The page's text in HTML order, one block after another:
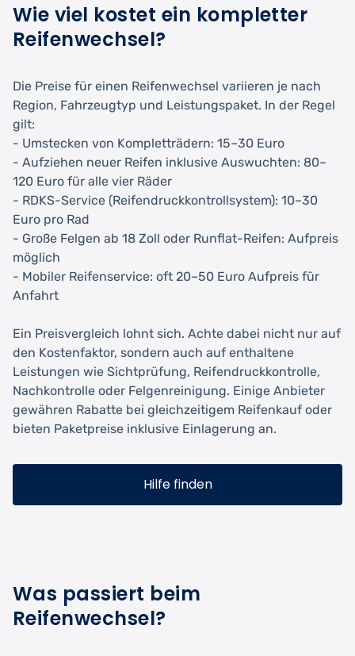
Wie viel kostet ein kompletter
Reifenwechsel?
Die Preise für einen Reifenwechsel variieren je nach
Region, Fahrzeugtyp und Leistungspaket. In der Regel
gilt:
- Umstecken von Kompletträdern: 15–30 Euro
- Aufziehen neuer Reifen inklusive Auswuchten: 80–
120 Euro für alle vier Räder
- RDKS-Service (Reifendruckkontrollsystem): 10–30
Euro pro Rad
- Große Felgen ab 18 Zoll oder Runflat-Reifen: Aufpreis
möglich
- Mobiler Reifenservice: oft 20–50 Euro Aufpreis für
Anfahrt
Ein Preisvergleich lohnt sich. Achte dabei nicht nur auf
den Kostenfaktor, sondern auch auf enthaltene
Leistungen wie Sichtprüfung, Reifendruckkontrolle,
Nachkontrolle oder Felgenreinigung. Einige Anbieter
gewähren Rabatte bei gleichzeitigem Reifenkauf oder
bieten Paketpreise inklusive Einlagerung an.
Hilfe finden
Was passiert beim
Reifenwechsel?